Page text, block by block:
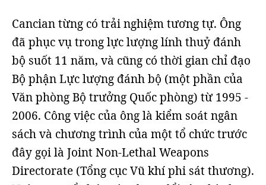
Cancian từng có trải nghiệm tương tự. Ông
đã phục vụ trong lực lượng lính thuỷ đánh
bộ suốt 11 năm, và cũng có thời gian chỉ đạo
Bộ phận Lực lượng đánh bộ (một phần của
Văn phòng Bộ trưởng Quốc phòng) từ 1995 -
2006. Công việc của ông là kiểm soát ngân
sách và chương trình của một tổ chức trước
đây gọi là Joint Non-Lethal Weapons
Directorate (Tổng cục Vũ khí phi sát thương).